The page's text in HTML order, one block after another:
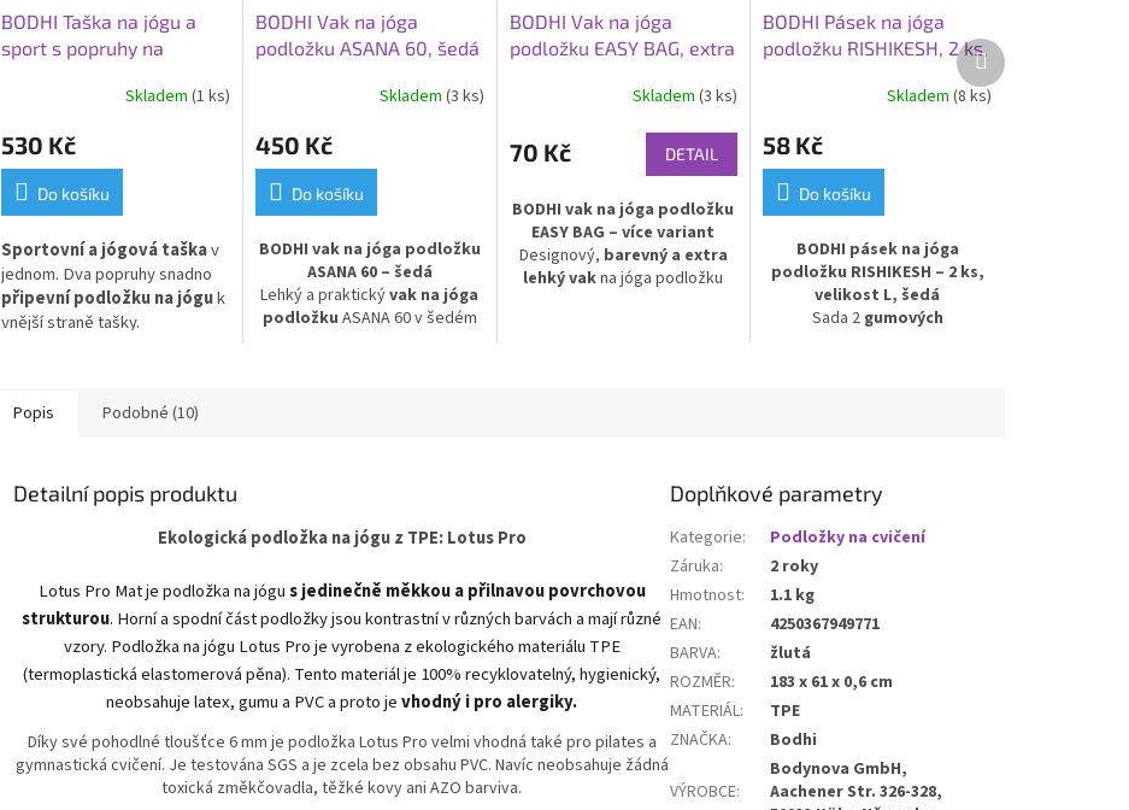
BODHI Taška na jógu a
sport s popruhy na
černá/pomerančová
Skladem (1 ks)
530 Kč
Do košíku
Sportovní a jógová taškav
jednom. Dva popruhy snadno
připevní podložku na jóguk
vnější straně tašky.
BODHI Vak na jóga
podložku ASANA 60, šedá
Skladem (3 ks)
450 Kč
Do košíku
BODHI vak na jóga podložku
ASANA 60 – šedá
Lehký a praktickývak na jóga
podložku ASANA 60 v šedém
BODHI Vak na jóga
podložku EASY BAG, extra
Skladem(3 ks)
70 Kč DETAIL
BODHI vak na jóga podložku
EASY BAG – více variant
Designový, barevný a extra
lehký vakna jóga podložku
nebo další cvičební aktivity.
BODHI Pásek na jóga
podložku RISHIKESH, 2 ks,
Skladem (8 ks)
58 Kč
Do košíku
BODHI pásek na jóga
podložku RISHIKESH – 2 ks,
velikost L, šedá
Sada 2 gumových
nebo na jógu doma.
Další
produkt
Popis Podobné (10)
Detailní popis produktu
Ekologická podložka na jógu z TPE: Lotus Pro
Lotus Pro Mat je podložka na jógus jedinečně měkkou a přilnavou povrchovou
strukturou. Horní a spodní část podložky jsou kontrastní v různých barvách a mají různé
vzory. Podložka na jógu Lotus Pro je vyrobena z ekologického materiálu TPE
(termoplastická elastomerová pěna). Tento materiál je 100% recyklovatelný, hygienický,
neobsahuje latex, gumu a PVC a proto jevhodný i pro alergiky.
Díky své pohodlné tloušťce 6 mm je podložka Lotus Pro velmi vhodná také pro pilates a
gymnastická cvičení. Je testována SGS a je zcela bez obsahu PVC. Navíc neobsahuje žádná
toxická změkčovadla, těžké kovy ani AZO barviva.
Doplňkové parametry
Kategorie:
Podložky na cvičení
Záruka:
2 roky
Hmotnost:
1.1 kg
EAN:
4250367949771
BARVA:
žlutá
ROZMĚR:
183 x 61 x 0,6 cm
MATERIÁL:
TPE
ZNAČKA: Bodhi
VÝROBCE:
Bodynova GmbH,
Aachener Str. 326-328,